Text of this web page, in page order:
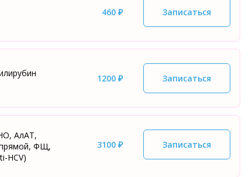
460 ₽ Записаться
1200 ₽ Записаться
АлАТ,
прямой, ФЩ,
HCV)
3100 ₽ Записаться